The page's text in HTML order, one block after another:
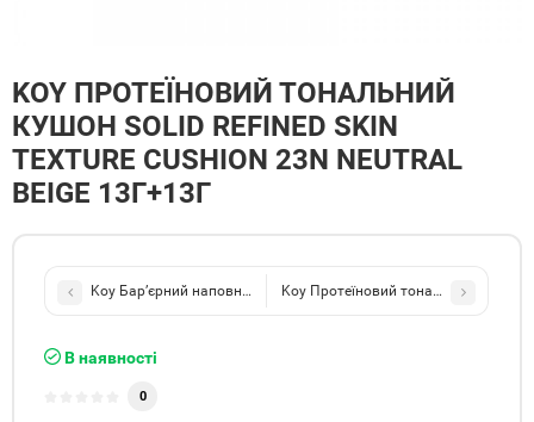
KOY ПРОТЕЇНОВИЙ ТОНАЛЬНИЙ
КУШОН SOLID REFINED SKIN
TEXTURE CUSHION 23N NEUTRAL
BEIGE 13Г+13Г
Koy Бар’єрний наповнюючий молочковий тонер Solid Volume
Koy Протеїновий тональний кушон
В наявності
0